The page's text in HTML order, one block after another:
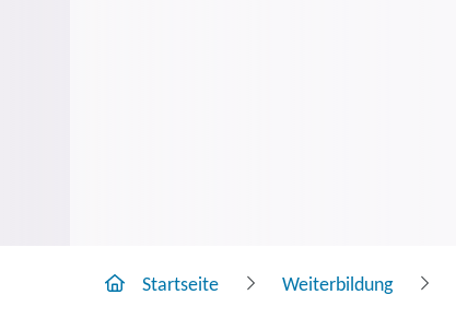
Startseite Weiterbildung